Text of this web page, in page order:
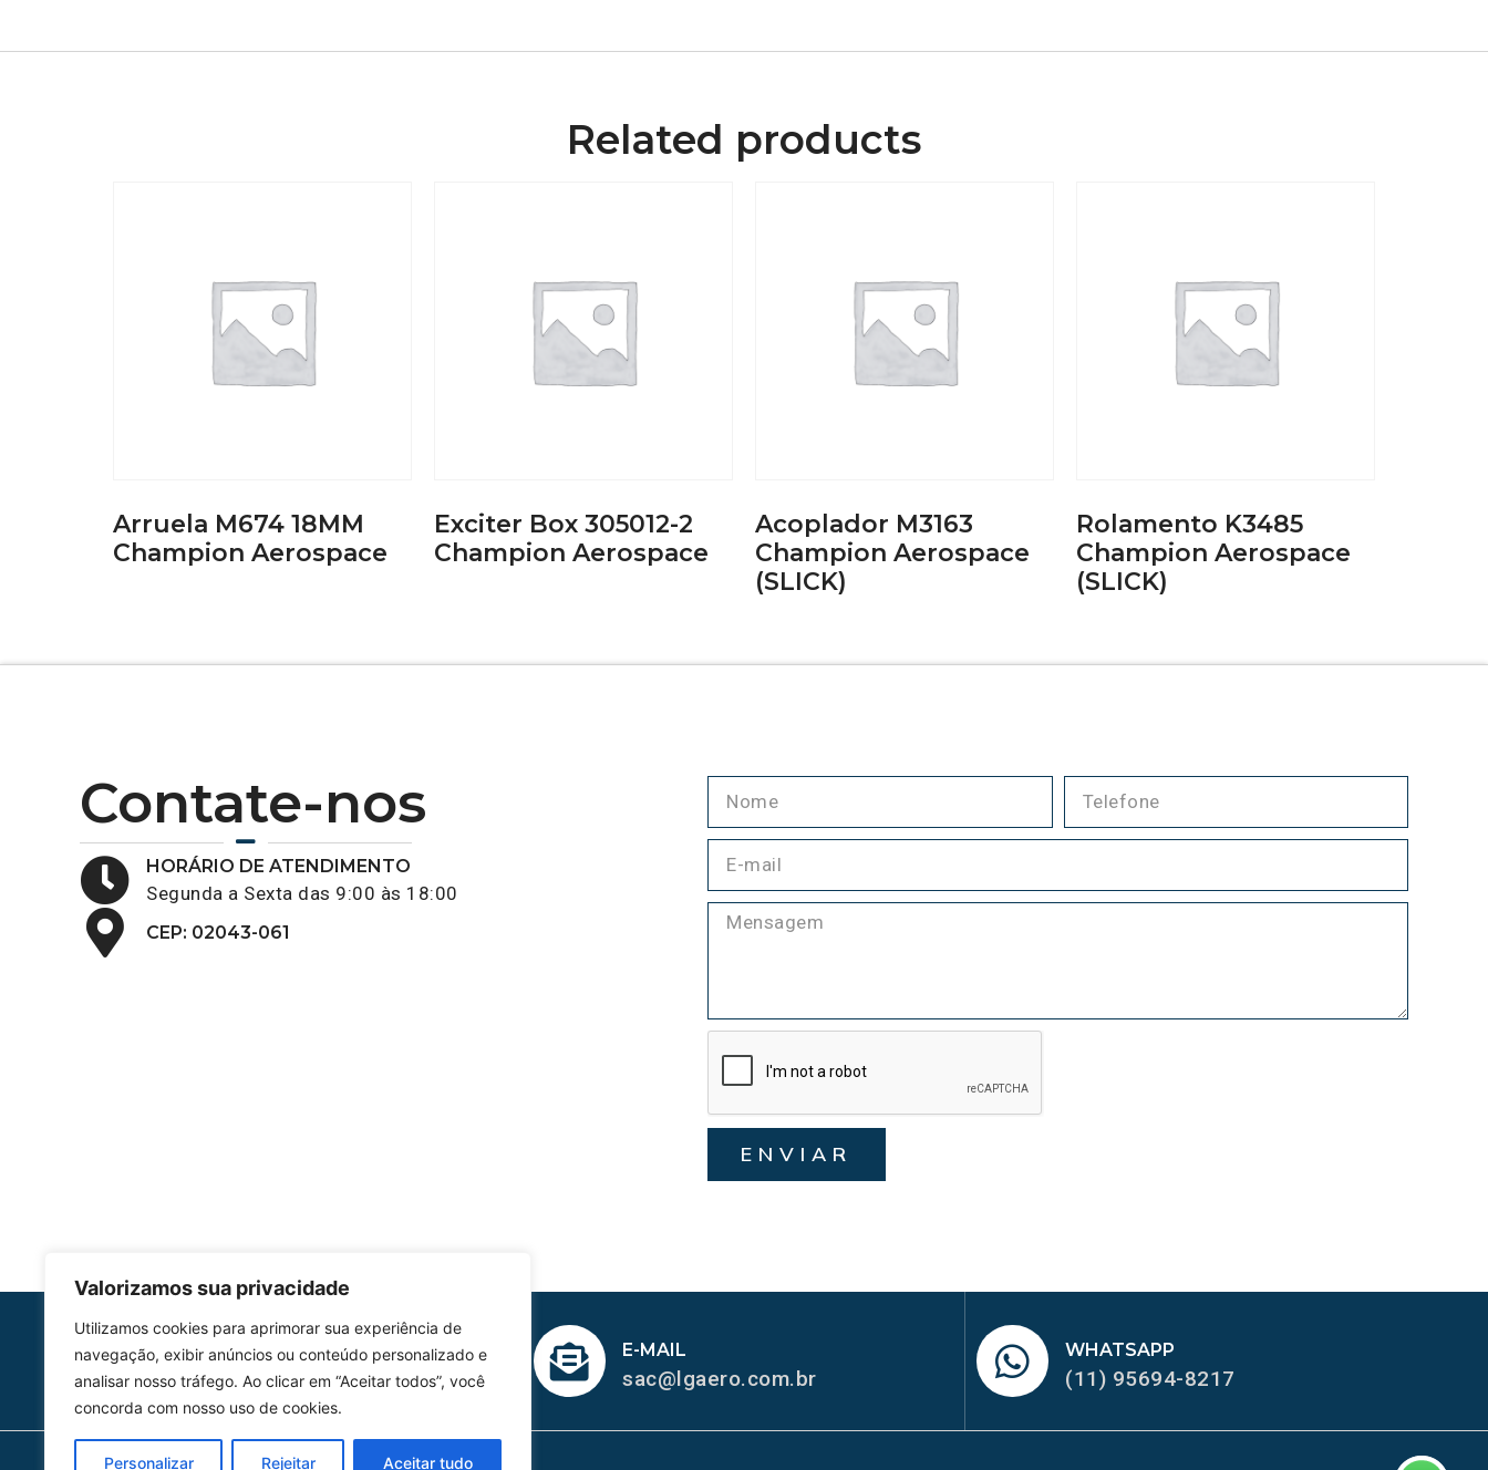
Valorizamos sua privacidade
Utilizamos cookies para aprimorar sua experiência de
navegação, exibir anúncios ou conteúdo personalizado e
analisar nosso tráfego. Ao clicar em “Aceitar todos”, você
concorda com nosso uso de cookies.
Personalizar Rejeitar Aceitar tudo
Related products
Arruela M674 18MM
Champion Aerospace
Exciter Box 305012-2
Champion Aerospace
Acoplador M3163
Champion Aerospace
(SLICK)
Rolamento K3485
Champion Aerospace
(SLICK)
Contate-nos
HORÁRIO DE ATENDIMENTO
Segunda a Sexta das 9:00 às 18:00
CEP: 02043-061
ENVIAR
HOMOLGAÇÃO
COM 2109-02/ANAC
E-MAIL
sac@lgaero.com.br
WHATSAPP
(11) 95694-8217